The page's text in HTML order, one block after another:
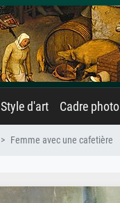
Style d'art Cadre photo
Femme avec une cafetière